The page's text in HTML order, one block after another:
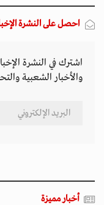
احصل على النشرة
اشترك في النشرة
والأخبار الشعبية
أخبار مميزة